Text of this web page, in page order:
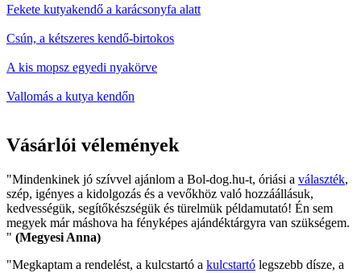
Fekete kutyakendő a karácsonyfa alatt
Csún, a kétszeres kendő-birtokos
A kis mopsz egyedi nyakörve
Vallomás a kutya kendőn
Vásárlói vélemények
"Mindenkinek jó szívvel ajánlom a Bol-dog.hu-t, óriási a választék,
szép, igényes a kidolgozás és a vevőkhöz való hozzáállásuk,
kedvességük, segítőkészségük és türelmük példamutató! Én sem
megyek már máshova ha fényképes ajándéktárgyra van szükségem.
" (Megyesi Anna)
"Megkaptam a rendelést, a kulcstartó a kulcstartó legszebb dísze, a